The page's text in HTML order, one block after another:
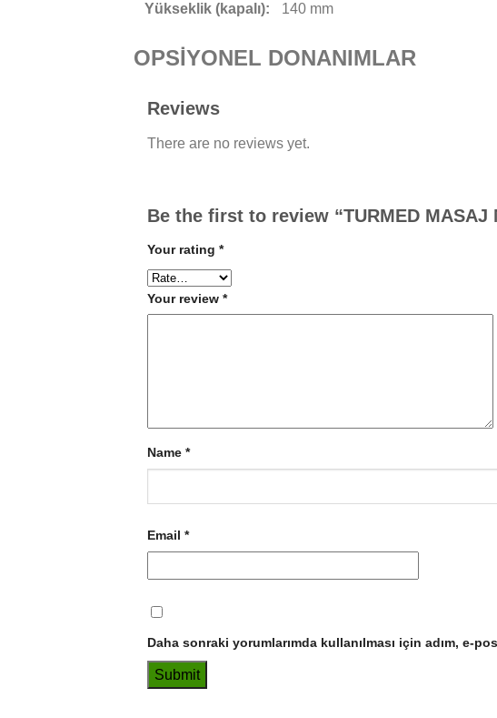
Yükseklik (kapalı):
140 mm
OPSİYONEL DONANIMLAR
Reviews
There are no reviews yet.
Be the first to review “TURMED MASAJ
Your rating *
Your review *
Name *
Email *
Daha sonraki yorumlarımda kullanılması için adım, e-